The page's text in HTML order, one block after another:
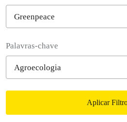
Palavras-chave
Aplicar